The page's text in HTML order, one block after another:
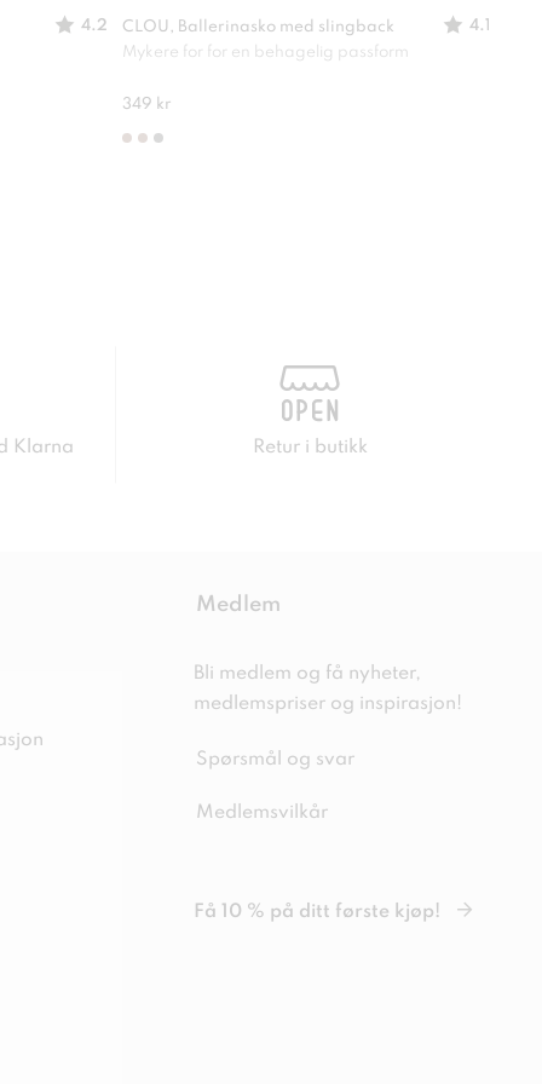
4.2 CLOU, Ballerinasko med slingback
4.1
Mykere for for en behagelig passform
349 kr
Klarna Retur i butikk
Medlem
Bli medlem og få nyheter,
medlemspriser og inspirasjon!
Spørsmål og svar
Medlemsvilkår
Få 10 % på ditt første kjøp!